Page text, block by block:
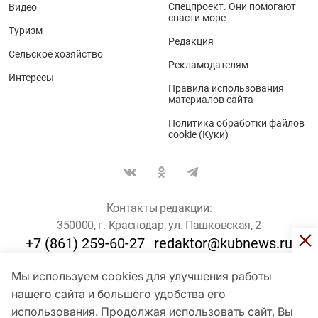
Мы используем cookies для улучшения работы
нашего сайта и большего удобства его
использования. Продолжая использовать сайт, Вы
Видео
Туризм
Сельское хозяйство
Интересы
Спецпроект. Они помогают
спасти море
Редакция
Рекламодателям
Правила использования
материалов сайта
Политика обработки файлов
cookie (Куки)
Контакты редакции:
350000, г. Краснодар, ул. Пашковская, 2
+7 (861) 259-60-27 redaktor@kubnews.ru
Для пользователей старше 16 лет
© Кубанские Новости, 2017